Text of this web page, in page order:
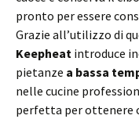
pronto per essere
Grazie all’utilizzo di
Keepheat introduce
pietanze a bassa
nelle cucine
perfetta per ottenere